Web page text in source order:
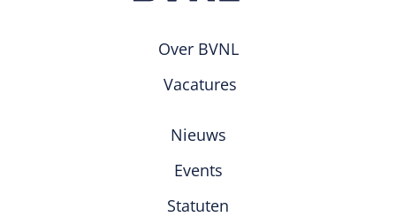
Over BVNL
Vacatures
Nieuws
Events
Statuten